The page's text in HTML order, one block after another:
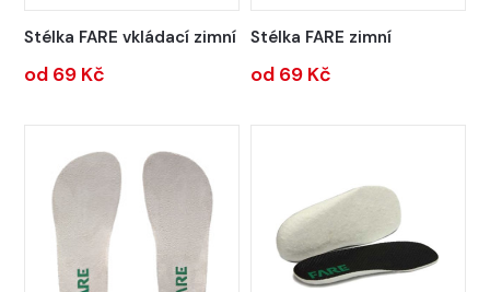
Stélka FARE vkládací zimní
od 69 Kč
Stélka FARE zimní
od 69 Kč